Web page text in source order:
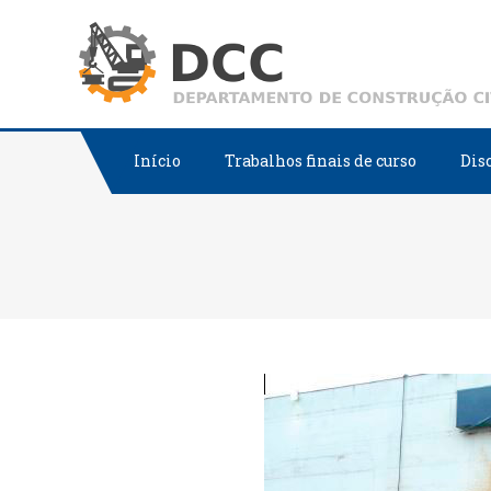
Início Trabalhos finais de curso